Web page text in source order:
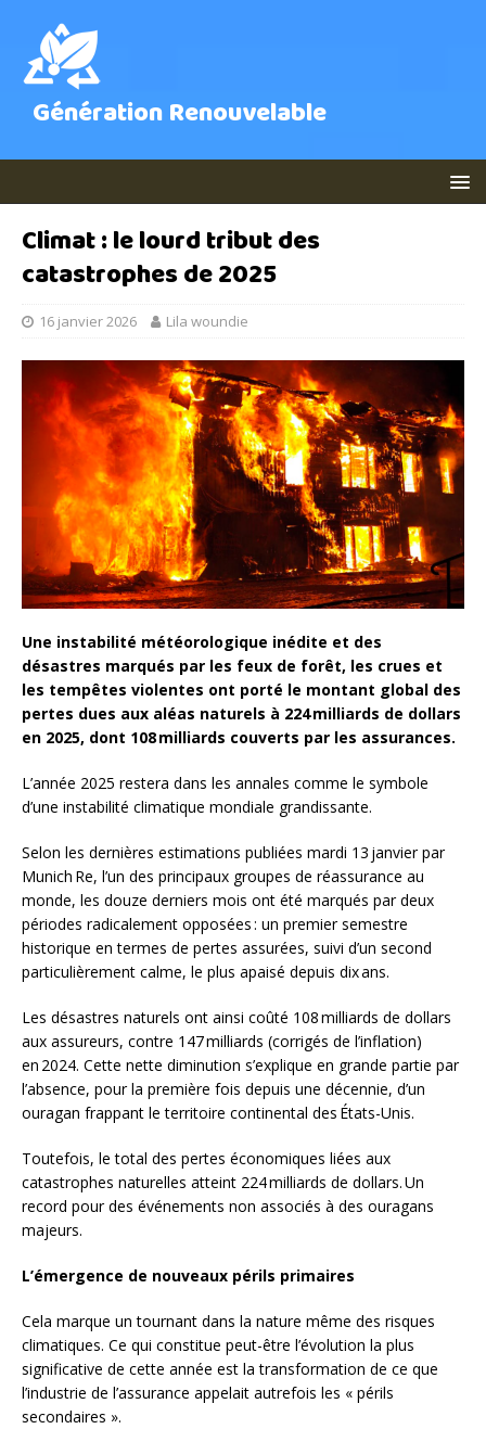
Génération Renouvelable
Climat : le lourd tribut des
catastrophes de 2025
16 janvier 2026 Lila woundie
Une instabilité météorologique inédite et des
désastres marqués par les feux de forêt, les crues et
les tempêtes violentes ont porté le montant global des
pertes dues aux aléas naturels à 224 milliards de dollars
en 2025, dont 108 milliards couverts par les assurances.
L’année 2025 restera dans les annales comme le symbole
d’une instabilité climatique mondiale grandissante.
Selon les dernières estimations publiées mardi 13 janvier par
Munich Re, l’un des principaux groupes de réassurance au
monde, les douze derniers mois ont été marqués par deux
périodes radicalement opposées : un premier semestre
historique en termes de pertes assurées, suivi d’un second
particulièrement calme, le plus apaisé depuis dix ans.
Les désastres naturels ont ainsi coûté 108 milliards de dollars
aux assureurs, contre 147 milliards (corrigés de l’inflation)
en 2024. Cette nette diminution s’explique en grande partie par
l’absence, pour la première fois depuis une décennie, d’un
ouragan frappant le territoire continental des États-Unis.
Toutefois, le total des pertes économiques liées aux
catastrophes naturelles atteint 224 milliards de dollars. Un
record pour des événements non associés à des ouragans
majeurs.
L’émergence de nouveaux périls primaires
Cela marque un tournant dans la nature même des risques
climatiques. Ce qui constitue peut-être l’évolution la plus
significative de cette année est la transformation de ce que
l’industrie de l’assurance appelait autrefois les « périls
secondaires ».